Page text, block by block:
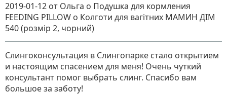
2019-01-12 от Ольга о Подушка для кормления
FEEDING PILLOW о Колготи для вагітних МАМИН ДІМ
540 (розмір 2, чорний)
Слингоконсультация в Слингопарке стало открытием
и настоящим спасением для меня! Очень чуткий
консультант помог выбрать слинг. Спасибо вам
большое за заботу!